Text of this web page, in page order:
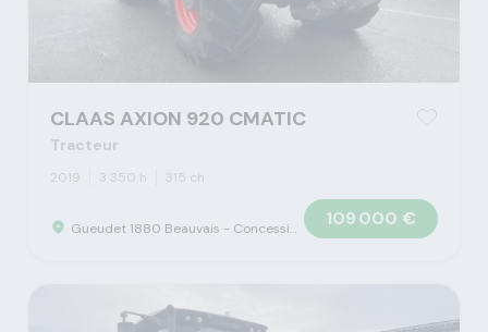
CLAAS AXION 920 CMATIC
Tracteur
2019 3 350 h 315 ch
Gueudet 1880 Beauvais - Concession Claas 109 000 €